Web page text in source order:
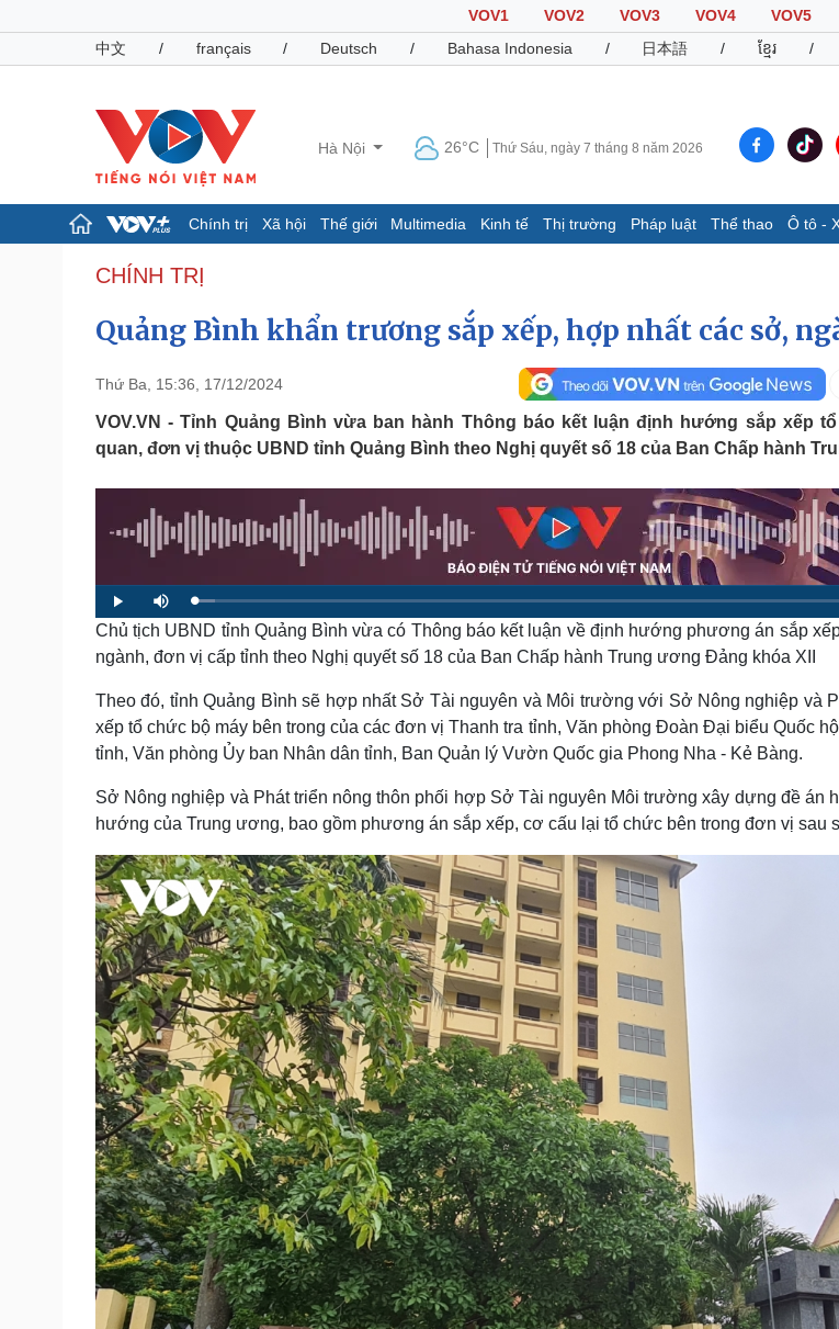
VOV1 VOV2 VOV3 VOV4 VOV5
中文
/ français / Deutsch / Bahasa Indonesia / 日本語 / ខ្មែរ /
Hà Nội 26°C Thứ Sáu, ngày 7 tháng 8 năm 2026
Chính trị Xã hội Thế giới Multimedia Kinh tế Thị trường Pháp luật Thể thao Ô tô -
Chính trị
Tổ chức nhân sự
Quốc hội
Dự báo thời tiết
Giáo dục
Biển đảo
Cuộc sống đó đây
Hồ sơ
Ảnh
E-Magazine
Infographic
Pháp luật
Tư vấn luật
Quân sự - Quốc phòng
Việt Nam
Phân tích
Thể thao
Lịch thi đấu bóng đá
Thế giới thể thao
eSports
Hậu trường
Ô tô - Xe
Xe máy
Tư vấn
Sức khỏe
Dinh dưỡng - món ngon
Cây thuốc
Nhi khoa
Nam khoa
Làm đẹp - giảm cân
Ăn sạch sống khỏe
Nhà đẹp
Blog
Sân khấu - Điện ảnh
Văn học
Di sản
Nghệ sĩ
Thời trang
CHÍNH TRỊ
Quảng Bình khẩn trương sắp xếp, hợp nhất các sở,
Thứ Ba, 15:36, 17/12/2024
VOV.VN - Tỉnh Quảng Bình vừa ban hành Thông báo kết luận định hướng sắp xếp
quan, đơn vị thuộc UBND tỉnh Quảng Bình theo Nghị quyết số 18 của Ban Chấp hành
P
l
a
y
M
u
e
L
o
a
d
d
.
7
%
Chủ tịch UBND tỉnh Quảng Bình vừa có Thông báo kết luận về định hướng phương án sắp
ngành, đơn vị cấp tỉnh theo Nghị quyết số 18 của Ban Chấp hành Trung ương Đảng khóa XII
Theo đó, tỉnh Quảng Bình sẽ hợp nhất Sở Tài nguyên và Môi trường với Sở Nông nghiệp và
xếp tổ chức bộ máy bên trong của các đơn vị Thanh tra tỉnh, Văn phòng Đoàn Đại biểu Quốc
tỉnh, Văn phòng Ủy ban Nhân dân tỉnh, Ban Quản lý Vườn Quốc gia Phong Nha - Kẻ Bàng.
Sở Nông nghiệp và Phát triển nông thôn phối hợp Sở Tài nguyên Môi trường xây dựng đề án
hướng của Trung ương, bao gồm phương án sắp xếp, cơ cấu lại tổ chức bên trong đơn vị sau